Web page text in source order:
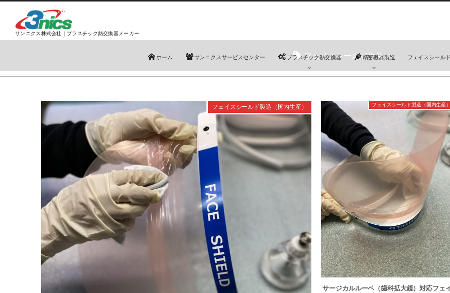
サンニクス株式会社｜プラスチック熱交換器メーカー
ホーム サンニクスサービスセンター プラスチック熱交換器 精密機器製造 フェイスシール
フェイスシールド生産
フェイスシールド製造（国内生産）
サージカルルーペ（歯科拡大鏡）対応フェ
フェイスシールド製造（国内生産）